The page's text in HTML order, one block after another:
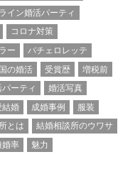
イン婚活パーティ
コロナ対策
ー
バチェロレッテ
の婚活 受賞歴
増税前
ーティ
婚活写真
結婚 成婚事例
服装
とは
結婚相談所のウワサ
婚率 魅力